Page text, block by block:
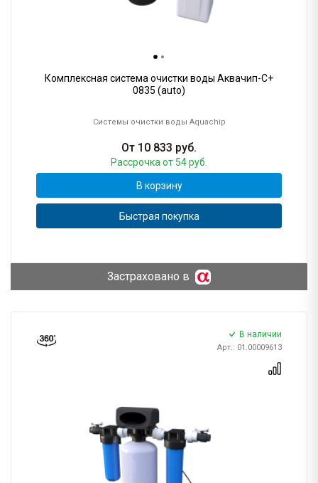
Комплексная система очистки воды Аквачип-C+
0835 (auto)
Системы очистки воды Aquachip
От 10 833 руб.
Рассрочка от 54 руб.
В корзину
Быстрая покупка
Застраховано в
В наличии
Арт.: 01.00009613